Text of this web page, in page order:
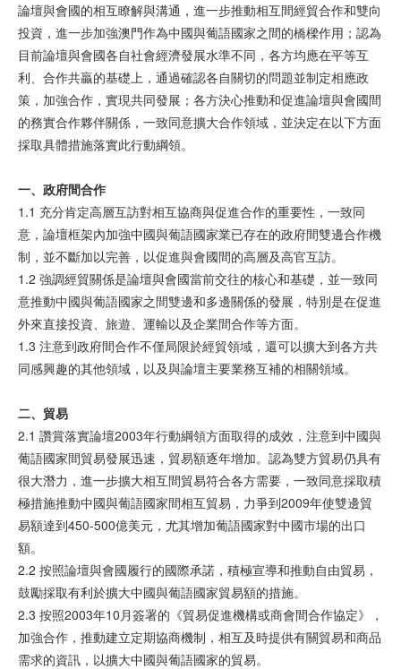
論壇與會國的相互瞭解與溝通，進一步推動相互間經貿合作和雙向
投資，進一步加強澳門作為中國與葡語國家之間的橋樑作用；認為
目前論壇與會國各自社會經濟發展水準不同，各方均應在平等互
利、合作共贏的基礎上，通過確認各自關切的問題並制定相應政
策，加強合作，實現共同發展；各方決心推動和促進論壇與會國間
的務實合作夥伴關係，一致同意擴大合作領域，並決定在以下方面
採取具體措施落實此行動綱領。
一、政府間合作
1.1 充分肯定高層互訪對相互協商與促進合作的重要性，一致同
意，論壇框架內加強中國與葡語國家業已存在的政府間雙邊合作機
制，並不斷加以完善，以促進與會國間的高層及高官互訪。
1.2 強調經貿關係是論壇與會國當前交往的核心和基礎，並一致同
意推動中國與葡語國家之間雙邊和多邊關係的發展，特別是在促進
外來直接投資、旅遊、運輸以及企業間合作等方面。
1.3 注意到政府間合作不僅局限於經貿領域，還可以擴大到各方共
同感興趣的其他領域，以及與論壇主要業務互補的相關領域。
二、 貿易
2.1 讚賞落實論壇2003年行動綱領方面取得的成效，注意到中國與
葡語國家間貿易發展迅速，貿易額逐年增加。認為雙方貿易仍具有
很大潛力，進一步擴大相互間貿易符合各方需要，一致同意採取積
極措施推動中國與葡語國家間相互貿易，力爭到2009年使雙邊貿
易額達到450-500億美元，尤其增加葡語國家對中國市場的出口
額。
2.2 按照論壇與會國履行的國際承諾，積極宣導和推動自由貿易，
鼓勵採取有利於擴大中國與葡語國家貿易額的措施。
2.3 按照2003年10月簽署的《貿易促進機構或商會間合作協定》，
加強合作，推動建立定期協商機制，相互及時提供有關貿易和商品
需求的資訊，以擴大中國與葡語國家的貿易。